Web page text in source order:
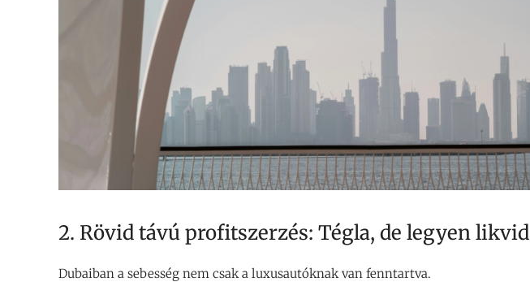
2. Rövid távú profitszerzés: Tégla, de legyen likvid
Dubaiban a sebesség nem csak a luxusautóknak van fenntartva.